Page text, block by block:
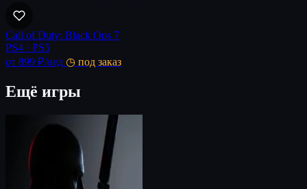
Call of Duty: Black Ops 7
PS4 · PS5
от 899 ₽/нед ◷ под заказ
Ещё игры